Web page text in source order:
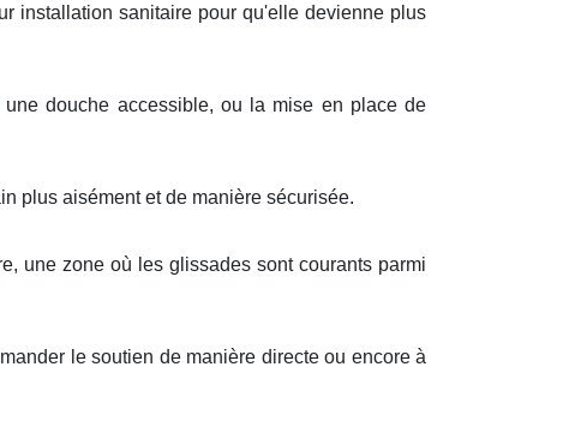
installation sanitaire pour qu'elle devienne plus
douche accessible, ou la mise en place de
plus aisément et de manière sécurisée.
une zone où les glissades sont courants parmi
le soutien de manière directe ou encore à